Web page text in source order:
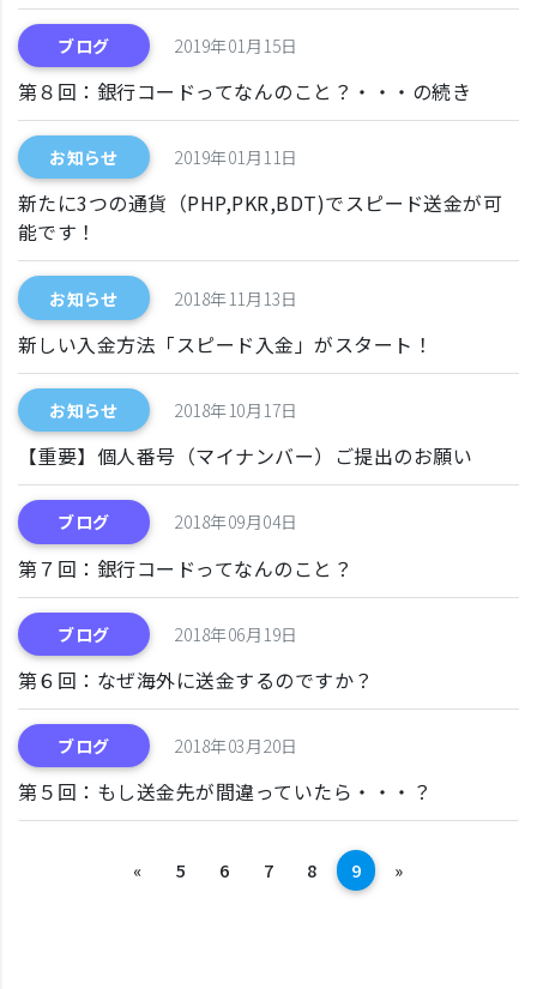
ブログ 2019年01月15日
第８回：銀行コードってなんのこと？・・・の続き
お知らせ 2019年01月11日
新たに3つの通貨（PHP,PKR,BDT)でスピード送金が可
能です！
お知らせ 2018年11月13日
新しい入金方法「スピード入金」がスタート！
お知らせ 2018年10月17日
【重要】個人番号（マイナンバー）ご提出のお願い
ブログ 2018年09月04日
第７回：銀行コードってなんのこと？
ブログ 2018年06月19日
第６回：なぜ海外に送金するのですか？
ブログ 2018年03月20日
第５回：もし送金先が間違っていたら・・・？
«前へ 5 6 7 8 9 »次へ